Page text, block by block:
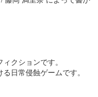
クションです。
日常侵蝕ゲームです。